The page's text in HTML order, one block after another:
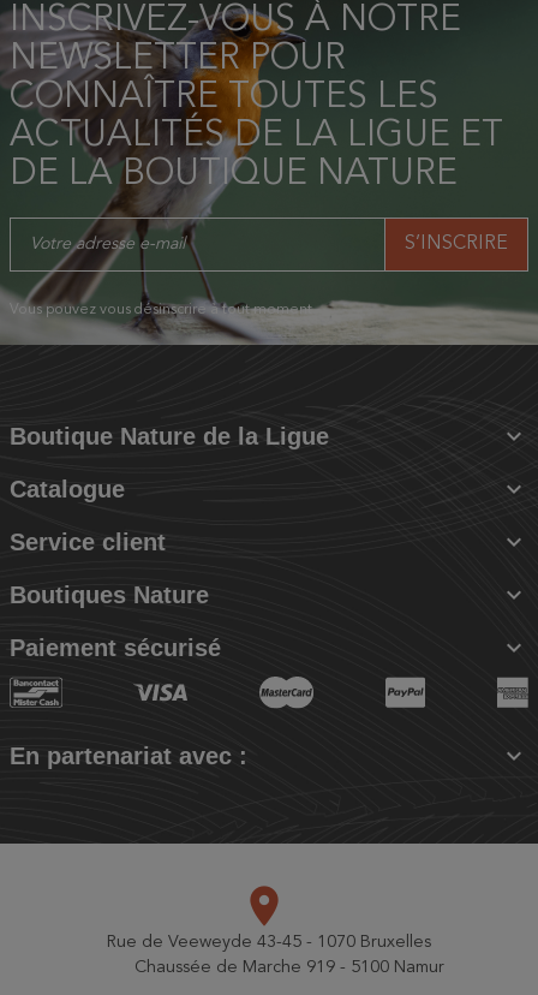
INSCRIVEZ-VOUS À NOTRE
NEWSLETTER POUR
CONNAÎTRE TOUTES LES
ACTUALITÉS DE LA LIGUE ET
DE LA BOUTIQUE NATURE
Vous pouvez vous désinscrire à tout moment.
Boutique Nature de la Ligue 
Catalogue 
Service client 
Boutiques Nature 
Paiement sécurisé 
En partenariat avec : 
place
Rue de Veeweyde 43-45 - 1070 Bruxelles
Chaussée de Marche 919 - 5100 Namur